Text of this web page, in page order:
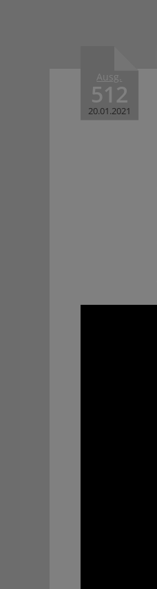
Ausg.
512
20.01.2021